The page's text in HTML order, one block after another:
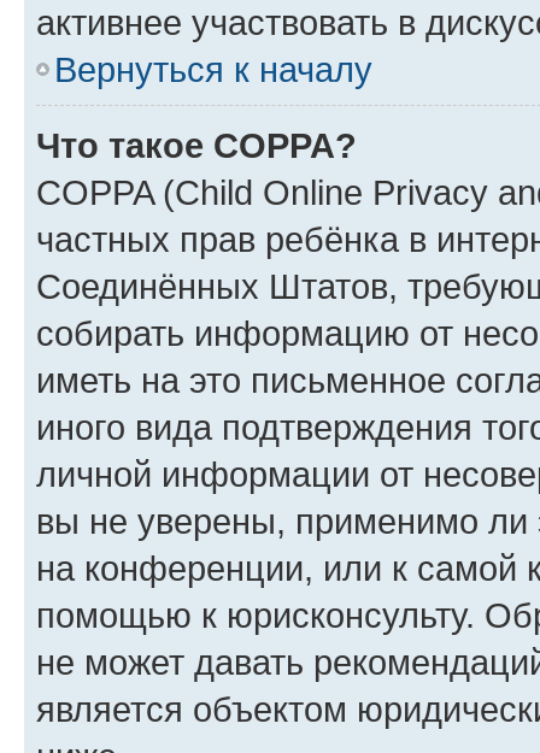
активнее участвовать в
Вернуться к началу
Что такое COPPA?
COPPA (Child Online Privacy
частных прав ребёнка в
Соединённых Штатов,
собирать информацию от
иметь на это письменное
иного вида подтверждения
личной информации от
вы не уверены, применимо ли
на конференции, или к самой
помощью к юрисконсульту.
не может давать
является объектом